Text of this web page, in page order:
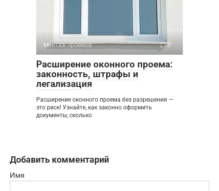
Монтаж проемов 0
Расширение оконного проема:
законность, штрафы и
легализация
Расширение оконного проема без разрешения —
это риск! Узнайте, как законно оформить
документы, сколько
Добавить комментарий
Имя